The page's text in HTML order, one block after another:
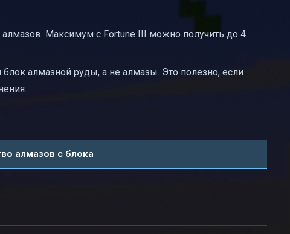
Максимум с Fortune III можно получить до 4
алмазной руды, а не алмазы. Это полезно, если
алмазов с блока